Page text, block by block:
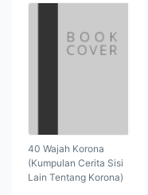
40 Wajah Korona
(Kumpulan Cerita Sisi
Lain Tentang Korona)